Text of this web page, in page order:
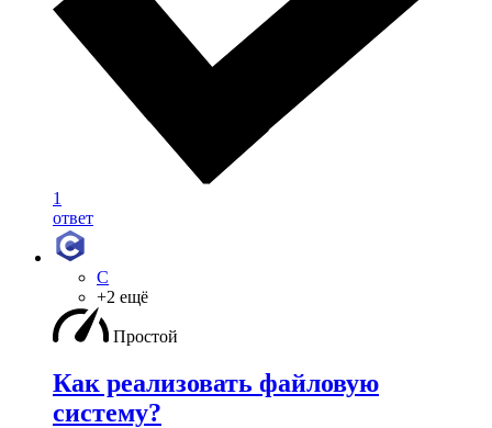
1
ответ
C
+2 ещё
Простой
Как реализовать файловую
систему?